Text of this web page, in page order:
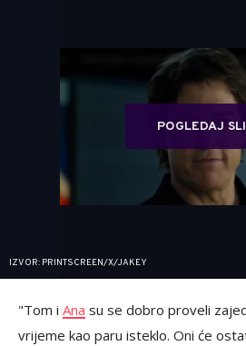
POGLEDAJ
IZVOR: PRINTSCREEN/X/JAKEY
"Tom i Ana su se dobro proveli
vrijeme kao paru isteklo. Oni će